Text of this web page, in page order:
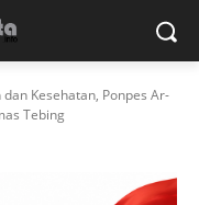
Kesehatan, Ponpes Ar-
Tebing